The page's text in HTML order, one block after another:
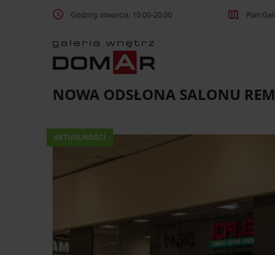
Godziny otwarcia: 10:00-20:00 Plan
NOWA ODSŁONA SALONU
AKTUALNOŚCI